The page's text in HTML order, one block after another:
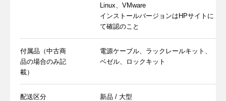
Linux、VMware
インストールバージョンはHPサイトに
て確認のこと
付属品（中古商
品の場合のみ記
載）
電源ケーブル、ラックレールキット、
ベゼル、ロックキット
配送区分 新品 / 大型